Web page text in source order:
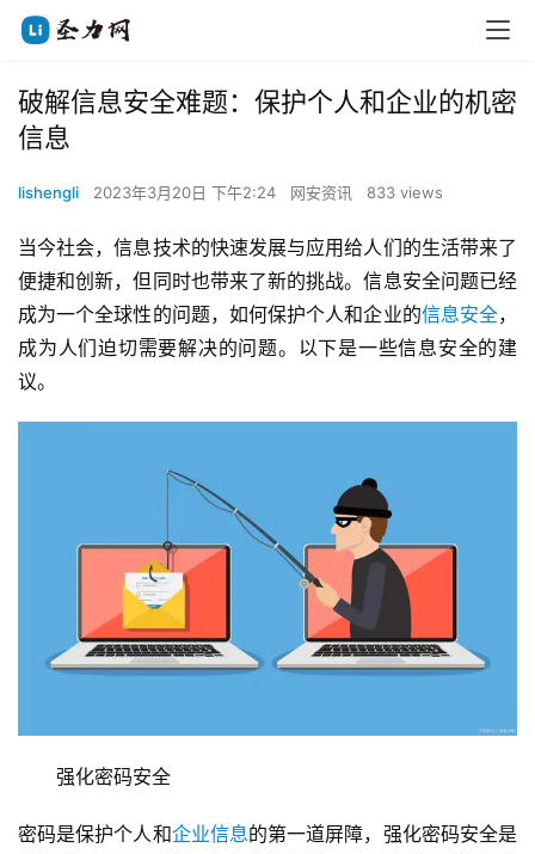
破解信息安全难题：保护个人和企业的机密
信息
lishengli 2023年3月20日 下午2:24 网安资讯 833 views
当今社会，信息技术的快速发展与应用给人们的生活带来了
便捷和创新，但同时也带来了新的挑战。信息安全问题已经
成为一个全球性的问题，如何保护个人和企业的信息安全，
成为人们迫切需要解决的问题。以下是一些信息安全的建
议。
强化密码安全
密码是保护个人和企业信息的第一道屏障，强化密码安全是